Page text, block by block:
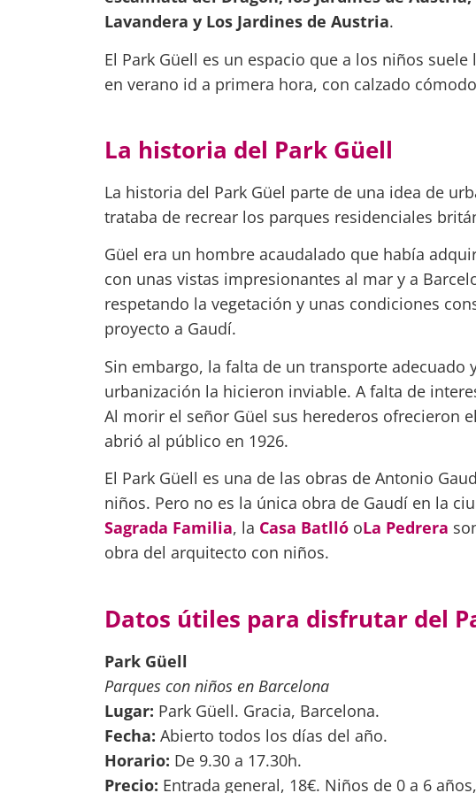
Lavandera y Los Jardines de Austria.
El Park Güell es un espacio que a los niños
en verano id a primera hora, con calzado
La historia del Park Güell
La historia del Park Güel parte de una idea de
trataba de recrear los parques residenciales
Güel era un hombre acaudalado que había
con unas vistas impresionantes al mar y a
respetando la vegetación y unas condiciones
proyecto a Gaudí.
Sin embargo, la falta de un transporte adecuado
urbanización la hicieron inviable. A falta de
Al morir el señor Güel sus herederos ofrecieron
abrió al público en 1926.
El Park Güell es una de las obras de Antonio
niños. Pero no es la única obra de Gaudí en la
Sagrada Familia, la Casa BatllóoLa Pedrera
obra del arquitecto con niños.
Datos útiles para disfrutar del
Park Güell
Parques con niños en Barcelona
Lugar: Park Güell. Gracia, Barcelona.
Fecha: Abierto todos los días del año.
Horario: De 9.30 a 17.30h.
Precio: Entrada general, 18€. Niños de 0 a 6